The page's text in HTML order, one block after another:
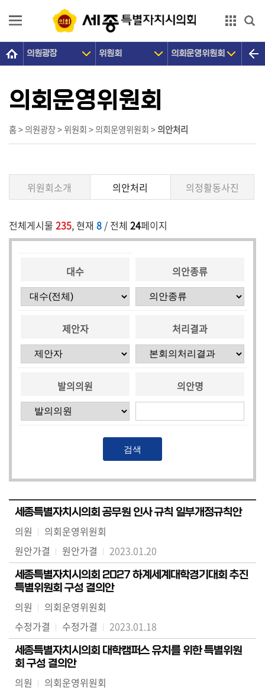
의
개
의
원
장
의
활
동
회
의
개
의원광장 위원회 의회운영위원회
홈 > 의원광장 > 위원회 > 의회운영위원회 >의안처리
의회운영위원회
위원회소개 의안처리 의정활동사진
전체게시물 235, 현재 8 / 전체 24페이지
대수 의안종류
제안자 처리결과
발의의원 의안명
세종특별자치시의회 공무원 인사 규칙 일부개정규칙안
의원
의회운영위원회
원안가결
원안가결 2023.01.20
세종특별자치시의회 2027 하계세계대학경기대회 추진
특별위원회 구성 결의안
의원
의회운영위원회
수정가결
수정가결 2023.01.18
세종특별자치시의회 대학캠퍼스 유치를 위한 특별위원
회 구성 결의안
의원
의회운영위원회